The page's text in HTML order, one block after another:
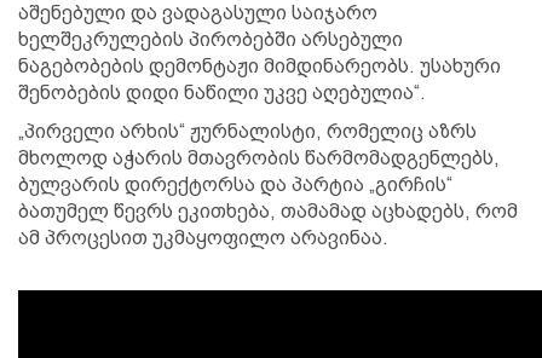
აშენებული და ვადაგასული საიჯარო
ხელშეკრულების პირობებში არსებული
ნაგებობების დემონტაჟი მიმდინარეობს. უსახური
შენობების დიდი ნაწილი უკვე აღებულია“.
„პირველი არხის“ ჟურნალისტი, რომელიც აზრს
მხოლოდ აჭარის მთავრობის წარმომადგენლებს,
ბულვარის დირექტორსა და პარტია „გირჩის“
ბათუმელ წევრს ეკითხება, თამამად აცხადებს, რომ
ამ პროცესით უკმაყოფილო არავინაა.